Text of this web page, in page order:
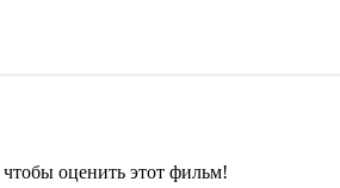
оценить этот фильм!